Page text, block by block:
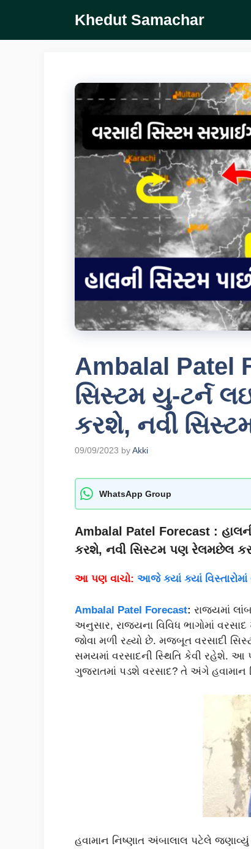
content
Khedut Samachar
Ambalal Patel
સિસ્ટમ યુ-ટર્ન
કરશે, નવી
09/09/2023 byAkki
WhatsApp Group
Ambalal Patel Forecast :
કરશે, નવી સિસ્ટમ પણ રેલમછેલ
આ પણ વાચો: આજે ક્યાં ક્યાં
Ambalal Patel Forecast: રાજ્યમાં
અનુસાર, રાજ્યના વિવિધ ભાગોમાં
જોવા મળી રહ્યો છે. મજબૂત વરસાદી
સમયમાં વરસાદની સ્થિતિ કેવી રહેશે.
ગુજરાતમાં પડશે વરસાદ? તે અંગે
હવામાન નિષ્ણાત અંબાલાલ પટેલે